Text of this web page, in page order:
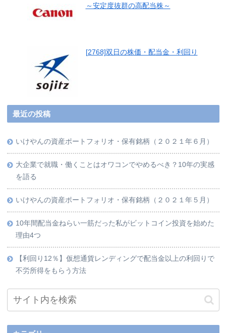
～安定度抜群の高配当株～
[2768]双日の株価・配当金・利回り
最近の投稿
いけやんの資産ポートフォリオ・保有銘柄（２０２１年６月）
大企業で就職・働くことはオワコンでやめるべき？10年の実感
を語る
いけやんの資産ポートフォリオ・保有銘柄（２０２１年５月）
10年間配当金ねらい一筋だった私がビットコイン投資を始めた
理由4つ
【利回り12％】仮想通貨レンディングで配当金以上の利回りで
不労所得をもらう方法